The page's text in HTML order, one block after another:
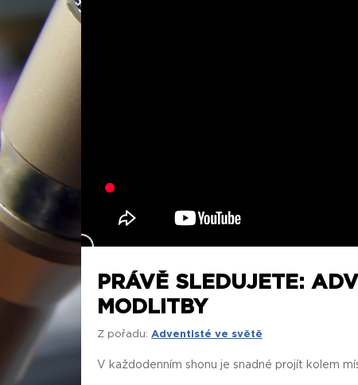
PRÁVĚ SLEDUJETE:
MODLITBY
Z pořadu: Adventisté ve světě
V každodenním shonu je snadné projít kolem